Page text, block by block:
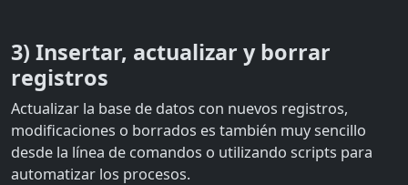
3) Insertar, actualizar y borrar
registros
Actualizar la base de datos con nuevos registros,
modificaciones o borrados es también muy sencillo
desde la línea de comandos o utilizando scripts para
automatizar los procesos.